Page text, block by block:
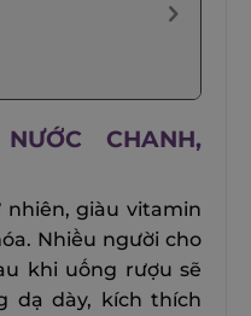
CHANH,
giàu vitamin
Nhiều người cho
khi uống rượu sẽ
dạ dày, kích thích